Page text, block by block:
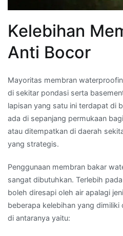
Kelebihan
Anti Bocor
Mayoritas membran
di sekitar pondasi serta
lapisan yang satu ini terdapat di
ada di sepanjang permukaan
atau ditempatkan di daerah
yang strategis.
Penggunaan membran bakar
sangat dibutuhkan. Terlebih
boleh diresapi oleh air apalagi
beberapa kelebihan yang
di antaranya yaitu: